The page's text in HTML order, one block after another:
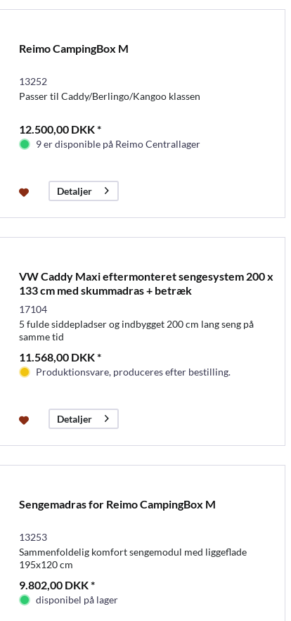
Reimo CampingBox M
13252
Passer til Caddy/Berlingo/Kangoo klassen
12.500,00 DKK *
9 er disponible på Reimo Centrallager
Detaljer
VW Caddy Maxi eftermonteret sengesystem 200 x
133 cm med skummadras + betræk
17104
5 fulde siddepladser og indbygget 200 cm lang seng på
samme tid
11.568,00 DKK *
Produktionsvare, produceres efter bestilling.
Detaljer
Sengemadras for Reimo CampingBox M
13253
Sammenfoldelig komfort sengemodul med liggeflade
195x120 cm
9.802,00 DKK *
disponibel på lager